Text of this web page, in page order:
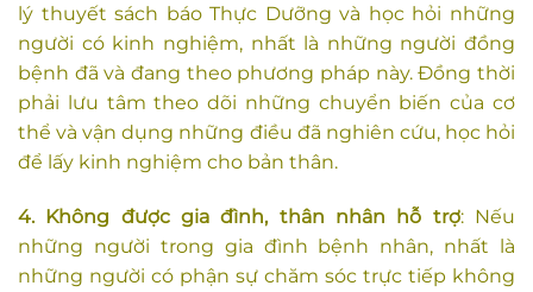
lý thuyết sách báo Thực Dưỡng và học hỏi những
người có kinh nghiệm, nhất là những người đồng
bệnh đã và đang theo phương pháp này. Đồng thời
phải lưu tâm theo dõi những chuyển biến của cơ
thể và vận dụng những điều đã nghiên cứu, học hỏi
để lấy kinh nghiệm cho bản thân.
4. Không được gia đình, thân nhân hỗ trợ: Nếu
những người trong gia đình bệnh nhân, nhất là
những người có phận sự chăm sóc trực tiếp không